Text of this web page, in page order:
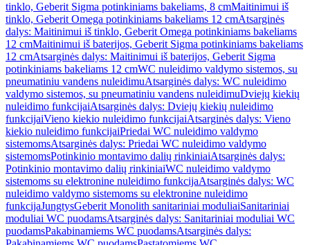
tinklo, Geberit Sigma potinkiniams bakeliams, 8 cmMaitinimui iš
tinklo, Geberit Omega potinkiniams bakeliams 12 cmAtsarginės
dalys: Maitinimui iš tinklo, Geberit Omega potinkiniams bakeliams
12 cmMaitinimui iš baterijos, Geberit Sigma potinkiniams bakeliams
12 cmAtsarginės dalys: Maitinimui iš baterijos, Geberit Sigma
potinkiniams bakeliams 12 cmWC nuleidimo valdymo sistemos, su
pneumatiniu vandens nuleidimuAtsarginės dalys: WC nuleidimo
valdymo sistemos, su pneumatiniu vandens nuleidimuDviejų kiekių
nuleidimo funkcijaiAtsarginės dalys: Dviejų kiekių nuleidimo
funkcijaiVieno kiekio nuleidimo funkcijaiAtsarginės dalys: Vieno
kiekio nuleidimo funkcijaiPriedai WC nuleidimo valdymo
sistemomsAtsarginės dalys: Priedai WC nuleidimo valdymo
sistemomsPotinkinio montavimo dalių rinkiniaiAtsarginės dalys:
Potinkinio montavimo dalių rinkiniaiWC nuleidimo valdymo
sistemoms su elektronine nuleidimo funkcijaAtsarginės dalys: WC
nuleidimo valdymo sistemoms su elektronine nuleidimo
funkcijaJungtysGeberit Monolith sanitariniai moduliaiSanitariniai
moduliai WC puodamsAtsarginės dalys: Sanitariniai moduliai WC
puodamsPakabinamiems WC puodamsAtsarginės dalys: